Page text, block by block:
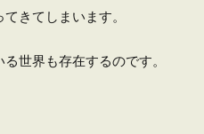
きてしまいます。
世界も存在するのです。